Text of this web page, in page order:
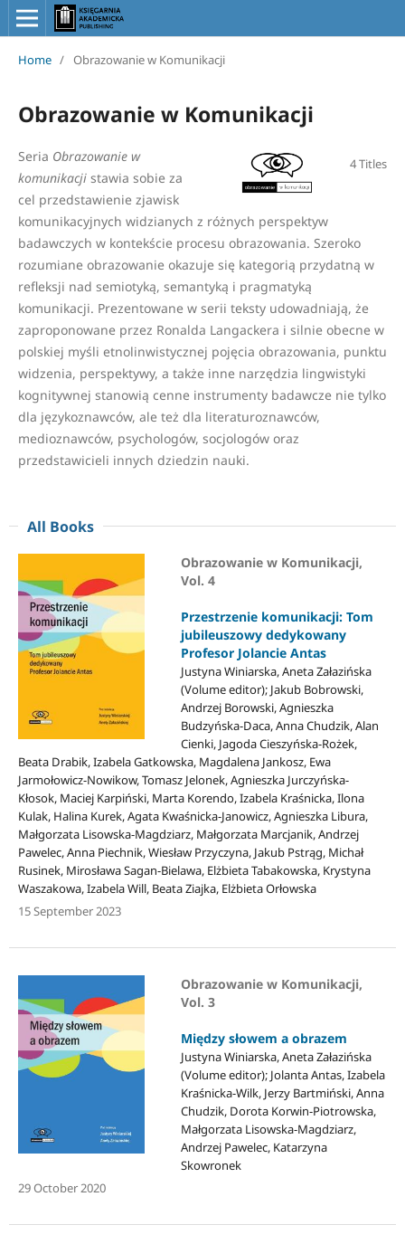
Home / Obrazowanie w Komunikacji
Obrazowanie w Komunikacji
4 Titles
Seria Obrazowanie w
komunikacji stawia sobie za
cel przedstawienie zjawisk
komunikacyjnych widzianych z różnych perspektyw
badawczych w kontekście procesu obrazowania. Szeroko
rozumiane obrazowanie okazuje się kategorią przydatną w
refleksji nad semiotyką, semantyką i pragmatyką
komunikacji. Prezentowane w serii teksty udowadniają, że
zaproponowane przez Ronalda Langackera i silnie obecne w
polskiej myśli etnolinwistycznej pojęcia obrazowania, punktu
widzenia, perspektywy, a także inne narzędzia lingwistyki
kognitywnej stanowią cenne instrumenty badawcze nie tylko
dla językoznawców, ale też dla literaturoznawców,
medioznawców, psychologów, socjologów oraz
przedstawicieli innych dziedzin nauki.
All Books
Obrazowanie w Komunikacji,
Vol. 4
Przestrzenie komunikacji: Tom
jubileuszowy dedykowany
Profesor Jolancie Antas
Justyna Winiarska, Aneta Załazińska
(Volume editor); Jakub Bobrowski,
Andrzej Borowski, Agnieszka
Budzyńska-Daca, Anna Chudzik, Alan
Cienki, Jagoda Cieszyńska-Rożek,
Beata Drabik, Izabela Gatkowska, Magdalena Jankosz, Ewa
Jarmołowicz-Nowikow, Tomasz Jelonek, Agnieszka Jurczyńska-
Kłosok, Maciej Karpiński, Marta Korendo, Izabela Kraśnicka, Ilona
Kulak, Halina Kurek, Agata Kwaśnicka-Janowicz, Agnieszka Libura,
Małgorzata Lisowska-Magdziarz, Małgorzata Marcjanik, Andrzej
Pawelec, Anna Piechnik, Wiesław Przyczyna, Jakub Pstrąg, Michał
Rusinek, Mirosława Sagan-Bielawa, Elżbieta Tabakowska, Krystyna
Waszakowa, Izabela Will, Beata Ziajka, Elżbieta Orłowska
15 September 2023
Obrazowanie w Komunikacji,
Vol. 3
Między słowem a obrazem
Justyna Winiarska, Aneta Załazińska
(Volume editor); Jolanta Antas, Izabela
Kraśnicka-Wilk, Jerzy Bartmiński, Anna
Chudzik, Dorota Korwin-Piotrowska,
Małgorzata Lisowska-Magdziarz,
Andrzej Pawelec, Katarzyna
Skowronek
29 October 2020